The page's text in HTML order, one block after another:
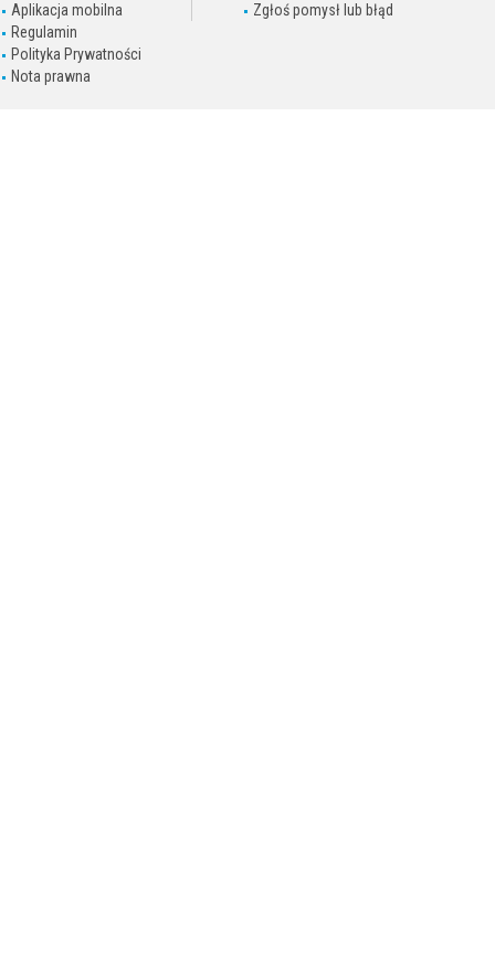
Aplikacja mobilna
Regulamin
Polityka Prywatności
Nota prawna
Zgłoś pomysł lub błąd